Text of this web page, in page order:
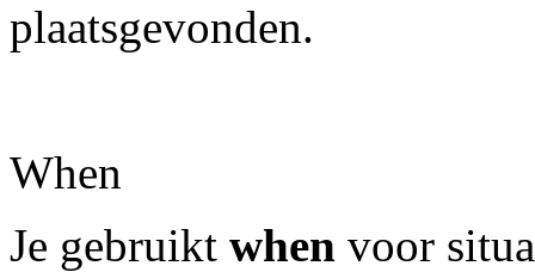
plaatsgevonden.
When
Je gebruikt when voor